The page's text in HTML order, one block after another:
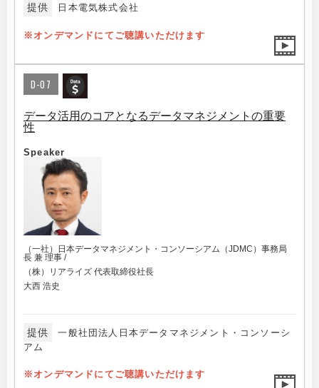
提供 ⽇本電気株式会社
※オンデマンドにてご聴講いただけます
D-07
データ活用のコアとなるデータマネジメントの重要
性
Speaker
（一社）日本データマネジメント・コンソーシアム（JDMC）事務局
長 兼 理事 /
（株）リアライズ 代表取締役社長
大西 浩史
提供
一般社団法人日本データマネジメント・コンソーシ
アム
※オンデマンドにてご聴講いただけます